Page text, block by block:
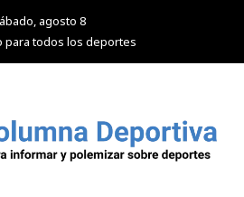
agosto 8
para todos los deportes